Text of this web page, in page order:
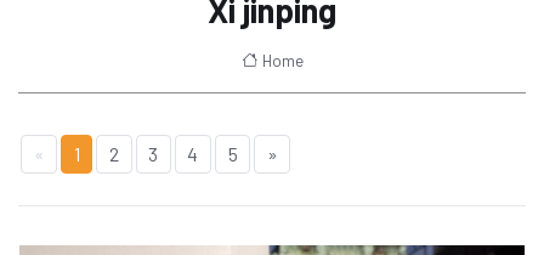
Xi jinping
Home
« 1 2 3 4 5 »